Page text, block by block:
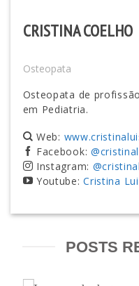
CRISTINA COELHO
Osteopata
Osteopata de
em Pediatria.
Web:
Facebook:
Instagram:
Youtube:Cristina
POSTS